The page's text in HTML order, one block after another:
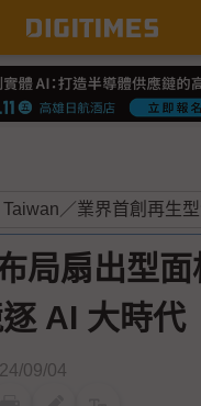
局扇出型
AI 大時代
09/04